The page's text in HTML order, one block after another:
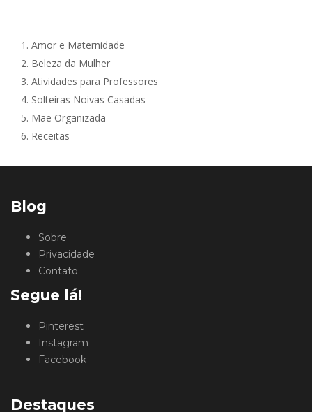
1. Amor e Maternidade
2. Beleza da Mulher
3. Atividades para Professores
4. Solteiras Noivas Casadas
5. Mãe Organizada
6. Receitas
Blog
Sobre
Privacidade
Contato
Segue lá!
Pinterest
Instagram
Facebook
Destaques